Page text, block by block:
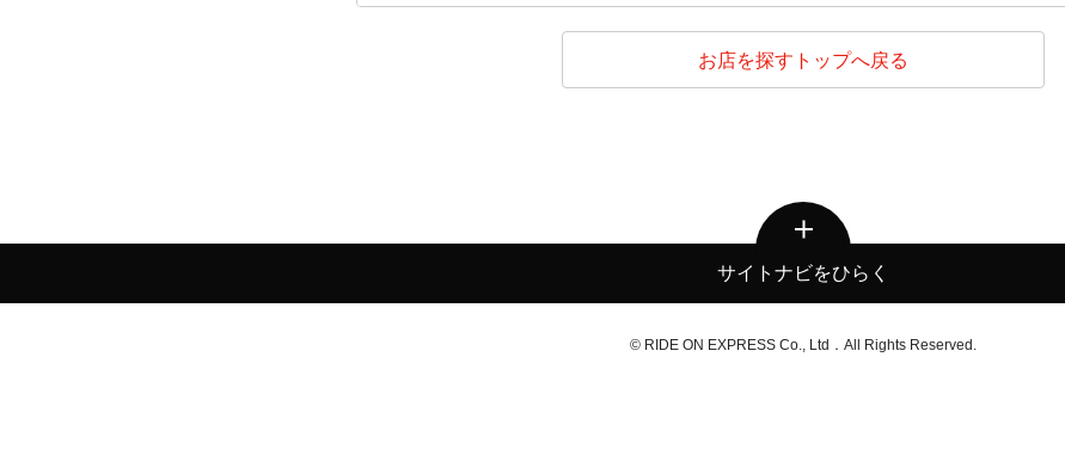
お店を探すトップへ戻る
サイトナビをひらく
© RIDE ON EXPRESS Co., Ltd．All Rights Reserved.